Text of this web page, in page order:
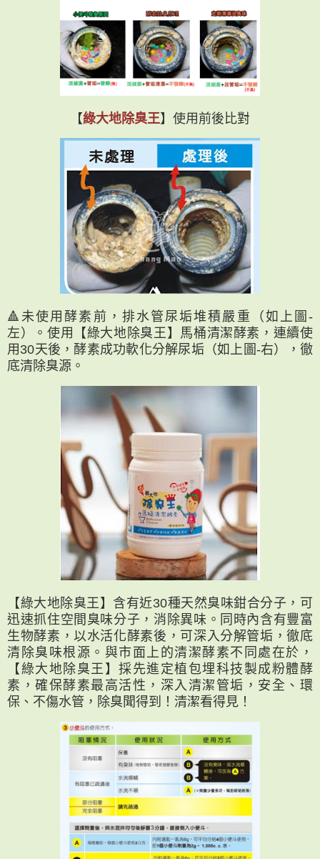
【綠大地除臭王】使用前後比對
🔺未使用酵素前，排水管尿垢堆積嚴重（如上圖-
左）。使用【綠大地除臭王】馬桶清潔酵素，連續使
用30天後，酵素成功軟化分解尿垢（如上圖-右），徹
底清除臭源。
【綠大地除臭王】含有近30種天然臭味鉗合分子，可
迅速抓住空間臭味分子，消除異味。同時內含有豐富
生物酵素，以水活化酵素後，可深入分解管垢，徹底
清除臭味根源。與市面上的清潔酵素不同處在於，
【綠大地除臭王】採先進定植包埋科技製成粉體酵
素，確保酵素最高活性，深入清潔管垢，安全、環
保、不傷水管，除臭聞得到！清潔看得見！